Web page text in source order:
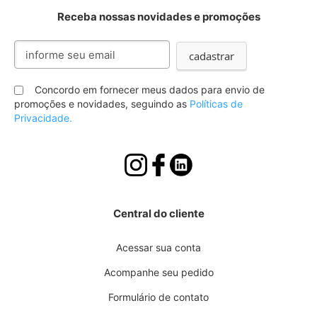
Receba nossas novidades e promoções
Inscreva-
nossa
Newsletter:
cadastrar
Concordo em fornecer meus dados para envio de
promoções e novidades, seguindo as Políticas de
Privacidade.
Central do cliente
Acessar sua conta
Acompanhe seu pedido
Formulário de contato